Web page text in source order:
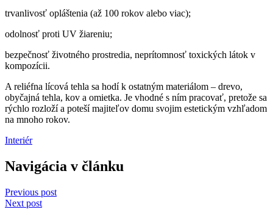
trvanlivosť opláštenia (až 100 rokov alebo viac);
odolnosť proti UV žiareniu;
bezpečnosť životného prostredia, neprítomnosť toxických látok v
kompozícii.
A reliéfna lícová tehla sa hodí k ostatným materiálom – drevo,
obyčajná tehla, kov a omietka. Je vhodné s ním pracovať, pretože sa
rýchlo rozloží a poteší majiteľov domu svojim estetickým vzhľadom
na mnoho rokov.
Interiér
Navigácia v článku
Previous post
Next post